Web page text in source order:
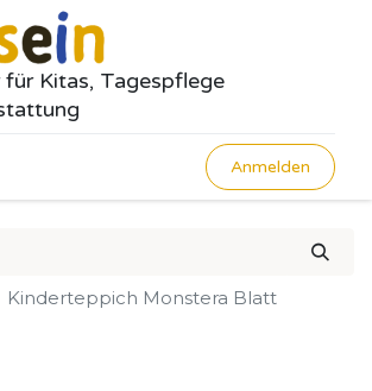
für Kitas, Tagespflege
Anmelden
Kinderteppich Monstera Blatt